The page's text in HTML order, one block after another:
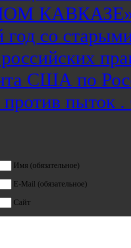
со
США по
против пыток
Имя (обязательное)
E-Mail (обязательное)
Сайт